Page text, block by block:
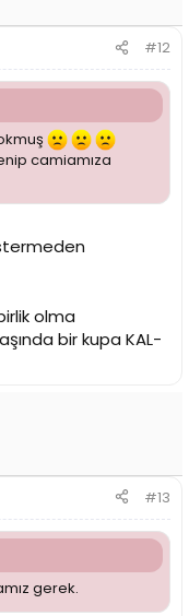
#12
camiamıza
olma
bir kupa KAL-
#13
gerek.